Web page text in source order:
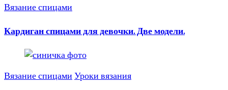
Вязание спицами
Кардиган спицами для девочки. Две модели.
Вязание спицами Уроки вязания